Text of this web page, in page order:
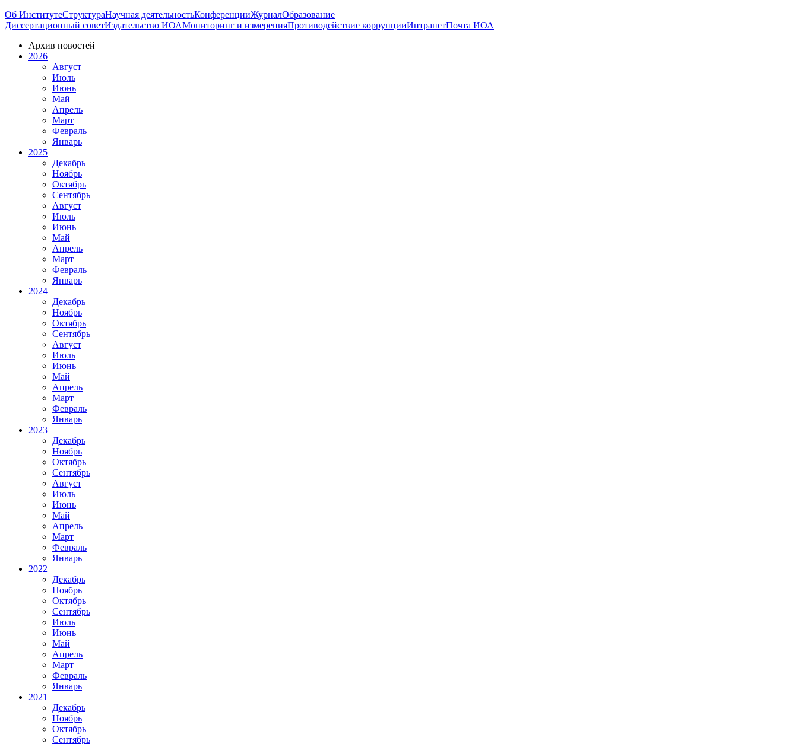
Об ИнститутеСтруктураНаучная деятельностьКонференцииЖурналОбразование
Диссертационный советИздательство ИОАМониторинг и измеренияПротиводействие коррупцииИнтранетПочта ИОА
Архив новостей
2026
Август
Июль
Июнь
Май
Апрель
Март
Февраль
Январь
2025
Декабрь
Ноябрь
Октябрь
Сентябрь
Август
Июль
Июнь
Май
Апрель
Март
Февраль
Январь
2024
Декабрь
Ноябрь
Октябрь
Сентябрь
Август
Июль
Июнь
Май
Апрель
Март
Февраль
Январь
2023
Декабрь
Ноябрь
Октябрь
Сентябрь
Август
Июль
Июнь
Май
Апрель
Март
Февраль
Январь
2022
Декабрь
Ноябрь
Октябрь
Сентябрь
Июль
Июнь
Май
Апрель
Март
Февраль
Январь
2021
Декабрь
Ноябрь
Октябрь
Сентябрь